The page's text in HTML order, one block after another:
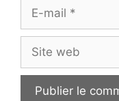
mail
web